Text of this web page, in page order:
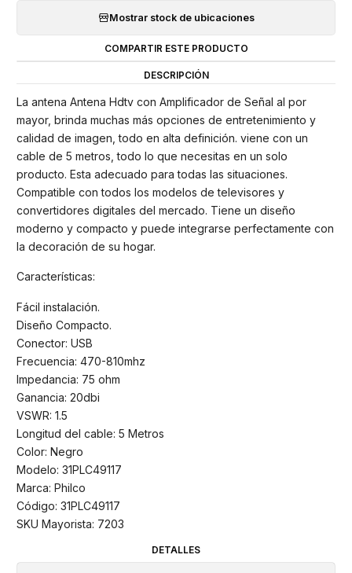
Mostrar stock de ubicaciones
COMPARTIR ESTE PRODUCTO
DESCRIPCIÓN
La antena Antena Hdtv con Amplificador de Señal al por
mayor, brinda muchas más opciones de entretenimiento y
calidad de imagen, todo en alta definición. viene con un
cable de 5 metros, todo lo que necesitas en un solo
producto. Esta adecuado para todas las situaciones.
Compatible con todos los modelos de televisores y
convertidores digitales del mercado. Tiene un diseño
moderno y compacto y puede integrarse perfectamente con
la decoración de su hogar.
Características:
Fácil instalación.
Diseño Compacto.
Conector: USB
Frecuencia: 470-810mhz
Impedancia: 75 ohm
Ganancia: 20dbi
VSWR: 1.5
Longitud del cable: 5 Metros
Color: Negro
Modelo: 31PLC49117
Marca: Philco
Código: 31PLC49117
SKU Mayorista: 7203
DETALLES